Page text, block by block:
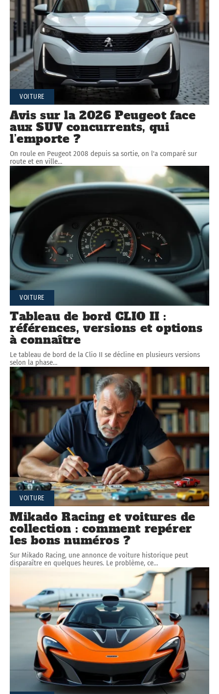
VOITURE
Avis sur la 2026 Peugeot face
aux SUV concurrents, qui
l’emporte ?
On roule en Peugeot 2008 depuis sa sortie, on l'a comparé sur
route et en ville…
VOITURE
Tableau de bord CLIO II :
références, versions et options
à connaître
Le tableau de bord de la Clio II se décline en plusieurs versions
selon la phase…
VOITURE
Mikado Racing et voitures de
collection : comment repérer
les bons numéros ?
Sur Mikado Racing, une annonce de voiture historique peut
disparaître en quelques heures. Le problème, ce…